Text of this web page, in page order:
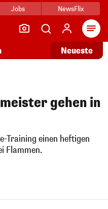
Jobs NewsFlix
Neueste
gehen in
Training einen heftigen
Flammen.